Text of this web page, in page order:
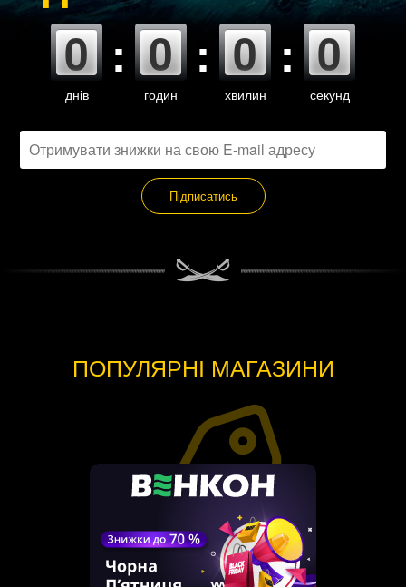
0
днів
: 0
годин
: 0
хвилин
: 0
секунд
Підписатись
ПОПУЛЯРНІ МАГАЗИНИ